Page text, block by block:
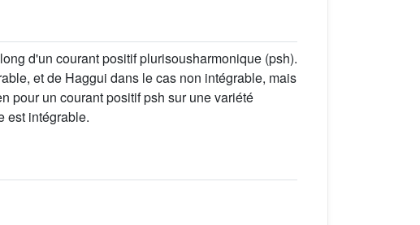
d'un courant positif plurisousharmonique (psh).
et de Haggui dans le cas non intégrable, mais
pour un courant positif psh sur une variété
est intégrable.